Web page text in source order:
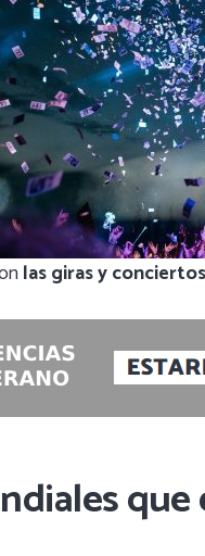
las giras y